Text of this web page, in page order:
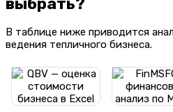
В таблице ниже приводится
ведения тепличного бизнеса.